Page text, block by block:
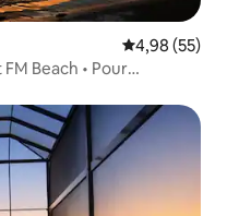
Évaluation
4,98 (55)
Beach • Pour
appréciés